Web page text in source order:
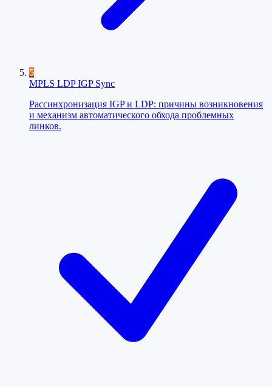
5
MPLS LDP IGP Sync
Рассинхронизация IGP и LDP: причины возникновения
и механизм автоматического обхода проблемных
линков.